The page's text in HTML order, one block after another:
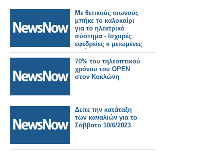
Με θετικούς οιωνούς
μπήκε το καλοκαίρι
για το ηλεκτρικό
σύστημα - Iσχυρές
εφεδρείες κ μειωμένες
τιμές
70% του τηλεοπτικού
χρόνου του OPEN
στον Κοκλώνη
Δείτε την κατάταξη
των καναλιών για το
Σάββατο 10/6/2023